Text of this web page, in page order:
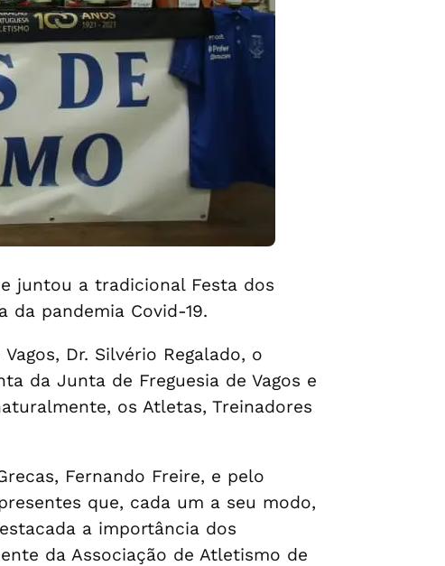
juntou a tradicional Festa dos
pandemia Covid-19.
Dr. Silvério Regalado, o
da Junta de Freguesia de Vagos e
os Atletas, Treinadores
Fernando Freire, e pelo
que, cada um a seu modo,
a importância dos
da Associação de Atletismo de